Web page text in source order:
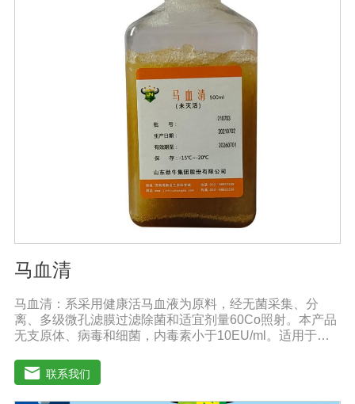
马血清
马血清：系采用健康活马血液为原料，经无菌采集、分
离、多级微孔滤膜过滤除菌和适宜剂量60Co照射。本产品
无支原体、病毒和细菌，内毒素小于10EU/ml。适用于多
典》2020版质量标准。规格：500ml/瓶保
存：-15℃―-20℃有效期：5年注意事项：解冻：采用逐
步解冻法（ -20℃→2-8℃→ 室温），可减少沉淀的产生使
联系我们